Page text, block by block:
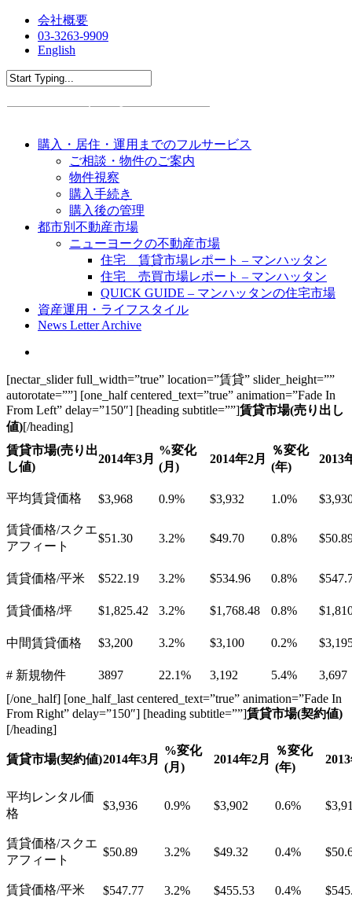
会社概要
03-3263-9909
English
購入・居住・運用までのフルサービス
ご相談・物件のご案内
物件視察
購入手続き
購入後の管理
都市別不動産市場
ニューヨークの不動産市場
住宅 賃貸市場レポート – マンハッタン
住宅 売買市場レポート – マンハッタン
QUICK GUIDE – マンハッタンの住宅市場
資産運用・ライフスタイル
News Letter Archive
[nectar_slider full_width=”true” location=”賃貸” slider_height=””
autorotate=””] [one_half centered_text=”true” animation=”Fade In
From Left” delay=”150″] [heading subtitle=””]賃貸市場(売り出し
値)[/heading]
賃貸市場(売り出
し値)
2014年3月
%変化
(月 )
2014年2月
％変化
(年)
2013
平均賃貸価格 $3,968 0.9% $3,932 1.0%
賃貸価格/スクエ
アフィート
$51.30 3.2% $49.70 0.8%
賃貸価格/平米 $522.19 3.2% $534.96 0.8%
賃貸価格/坪 $1,825.42 3.2% $1,768.48 0.8%
中間賃貸価格 $3,200 3.2% $3,100 0.2%
# 新規物件 3897 22.1% 3,192 5.4%
3,697
[/one_half] [one_half_last centered_text=”true” animation=”Fade In
From Right” delay=”150″] [heading subtitle=””]賃貸市場(契約値)
[/heading]
賃貸市場(契約値)2014年3月
%変化
(月 )
2014年2月
％変化
(年)
2013
平均レンタル価
格
$3,936 0.9% $3,902 0.6%
賃貸価格/スクエ
アフィート
$50.89 3.2% $49.32 0.4%
賃貸価格/平米 $547.77 3.2% $455.53 0.4%